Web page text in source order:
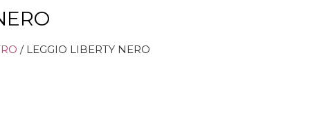
/ LEGGIO LIBERTY NERO